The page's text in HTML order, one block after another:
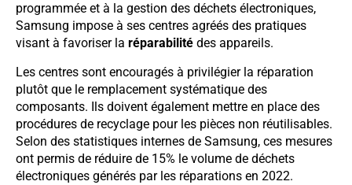
programmée et à la gestion des déchets électroniques,
Samsung impose à ses centres agréés des pratiques
visant à favoriser la réparabilité des appareils.
Les centres sont encouragés à privilégier la réparation
plutôt que le remplacement systématique des
composants. Ils doivent également mettre en place des
procédures de recyclage pour les pièces non réutilisables.
Selon des statistiques internes de Samsung, ces mesures
ont permis de réduire de 15% le volume de déchets
électroniques générés par les réparations en 2022.